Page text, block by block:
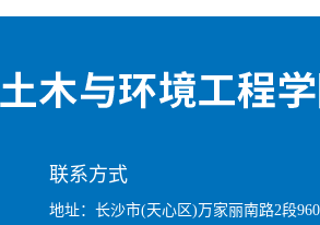
联系方式
地址：长沙市(天心区)万家丽南路2段